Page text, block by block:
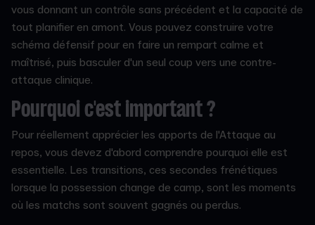
vous donnant un contrôle sans précédent et la capacité de
tout planifier en amont. Vous pouvez construire votre
schéma défensif pour en faire un rempart calme et
maîtrisé, puis basculer d'un seul coup vers une contre-
attaque clinique.
Pourquoi c'est important ?
Pour réellement apprécier les apports de l'Attaque au
repos, vous devez d'abord comprendre pourquoi elle est
essentielle. Les transitions, ces secondes frénétiques
lorsque la possession change de camp, sont les moments
où les matchs sont souvent gagnés ou perdus.